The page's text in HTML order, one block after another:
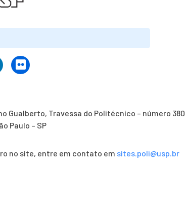
Gualberto, Travessa do Politécnico – número 380
Paulo – SP
no site, entre em contato em sites.poli@usp.br